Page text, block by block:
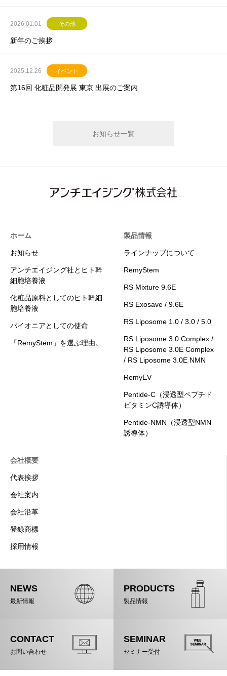
2026.01.01 その他
新年のご挨拶
2025.12.26 イベント
第16回 化粧品開発展 東京 出展のご案内
お知らせ一覧
ホーム
お知らせ
アンチエイジング社とヒト幹
細胞培養液
化粧品原料としてのヒト幹細
胞培養液
パイオニアとしての使命
「RemyStem」を選ぶ理由。
製品情報
ラインナップについて
RemyStem
RS Mixture 9.6E
RS Exosave / 9.6E
RS Liposome 1.0 / 3.0 / 5.0
RS Liposome 3.0 Complex /
RS Liposome 3.0E Complex
/ RS Liposome 3.0E NMN
RemyEV
Pentide-C（浸透型ペプチド
ビタミンC誘導体）
Pentide-NMN（浸透型NMN
誘導体）
会社概要
代表挨拶
会社案内
会社沿革
登録商標
採用情報
NEWS
最新情報
PRODUCTS
製品情報
CONTACT
お問い合わせ
SEMINAR
セミナー受付